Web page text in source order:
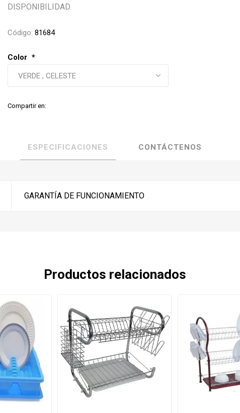
DISPONIBILIDAD.
Código: 81684
Color *
Compartir en:
ESPECIFICACIONES CONTÁCTENOS
GARANTÍA DE FUNCIONAMIENTO
Productos relacionados